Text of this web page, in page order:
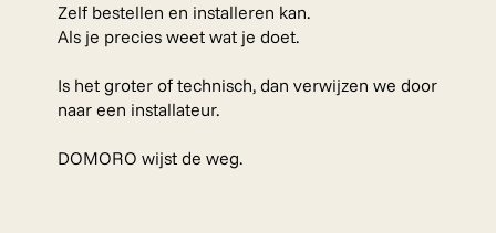
Zelf bestellen en installeren kan.
Als je precies weet wat je doet.
Is het groter of technisch, dan verwijzen we door
naar een installateur.
DOMORO wijst de weg.